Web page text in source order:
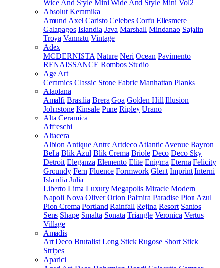
Wide And Style Mini Wide And Style Mini Vol2
Absolut Keramika
Amund Axel Caristo Celebes Corfu Ellesmere
Galapagos Islandia Java Marshall Mindanao Sajalin
Troya Vannatu Vintage
Adex
MODERNISTA Nature Neri Ocean Pavimento
RENAISSANCE Rombos Studio
Age Art
Ceramics Classic Stone Fabric Manhattan Planks
Alaplana
Amalfi Brasilia Brera Goa Golden Hill Illusion
Johnstone Kinsale Pune Ripley Urano
Alta Ceramica
Affreschi
Altacera
Albion Antique Antre Artdeco Atlantic Avenue Bayron
Bella Blik Azul Blik Crema Briole Deco Deco Sky
Detroit Eleganza Elemento Elite Enigma Eterna Felicity
Groundy Fern Fluence Formwork Glent Imprint Interni
Islandia Julia
Liberto Lima Luxury Megapolis Miracle Modern
Napoli Nova Oliver Orion Palmira Paradise Pion Azul
Pion Crema Portland Rainfall Rejina Resort Santos
Sens Shape Smalta Sonata Triangle Veronica Vertus
Village
Amadis
Art Deco Brutalist Long Stick Rugose Short Stick
Stripes
Aparici